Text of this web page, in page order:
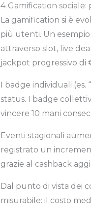
4. Gamification
La gamification si è
più utenti. Un
attraverso slot, live
jackpot progressivo di
I badge individuali
status. I badge
vincere 10 mani
Eventi stagionali
registrato un
grazie al cashback
Dal punto di vista dei
misurabile: il costo